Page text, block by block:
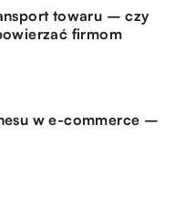
towaru – czy
firmom
w e-commerce –